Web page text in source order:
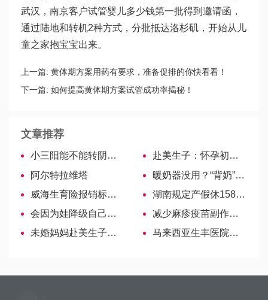
武汉，南京客户试管婴儿多少钱第一批得到邀请函，
通过陆地和转机2种方式，分批抵达洛杉矶，开始从儿
童之家抱宝宝出来。
上一篇: 黄体期方案用药有要求，准备促排的你快看看！
下一篇: 如何提高黄体期方案试管成功率揭秘！
文章推荐
小三阳能不能转阴？这4种方法你可以了解下
赴美生子：怀孕初期如何保护婴儿呢？
阿尔特拉维塔
暖奶器没用？“背奶”妈妈却全靠它！
威海生育险报销标准官宣，个别区域申报费用还含12次产检项目！
湖南规定产假休158天，长沙周末、节假日计算有不同
会因为娃降级自己消费吗？网友们的评论扎心了
减少麻疹疫苗副作用的方法分享及注意禁忌！
未婚妈妈赴美生子办证必知
马来西亚生丰医院名医—张嘉福博士